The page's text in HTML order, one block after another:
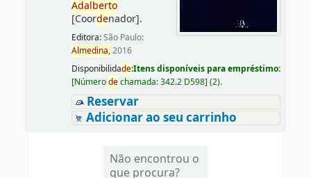
Adalberto
[Coordenador].
Editora:São Paulo:
Almedina,2016
Disponibilidade:Itens disponíveis para empréstimo:
[Númerodechamada:342.2 D598] (2).
Reservar
Adicionar ao seu carrinho
Não encontrou o
que procura?